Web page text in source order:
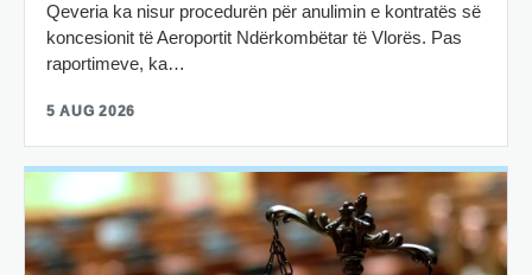
Qeveria ka nisur procedurën për anulimin e kontratës së
koncesionit të Aeroportit Ndërkombëtar të Vlorës. Pas
raportimeve, ka…
5 AUG 2026